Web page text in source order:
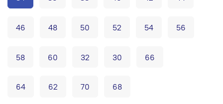
46 48 50 52 54 56
58 60 32 30 66
64 62 70 68